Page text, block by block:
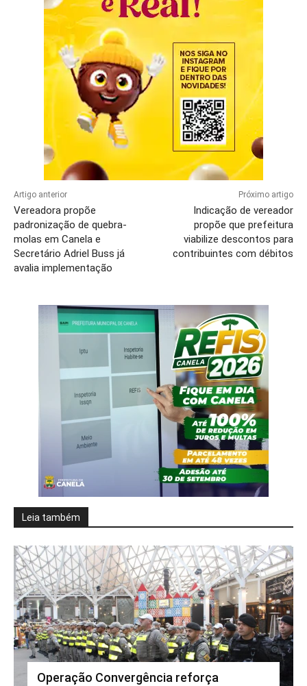
Artigo anterior
Vereadora propõe
padronização de quebra-
molas em Canela e
Secretário Adriel Buss já
avalia implementação
Próximo artigo
Indicação de vereador
propõe que prefeitura
viabilize descontos para
contribuintes com débitos
Leia também
Operação Convergência reforça